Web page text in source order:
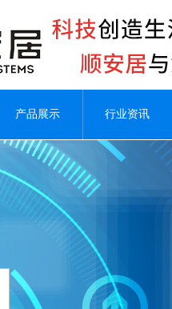
产品展示 行业资讯